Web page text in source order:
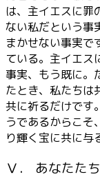
は、主イエスに罪
ない私だという事
まかせない事実で
ている。主イエス
事実、もう既に。
たとき、私たちは
共に祈るだけです
うであるからこそ
り輝く宝に共に与
Ⅴ． あなたた